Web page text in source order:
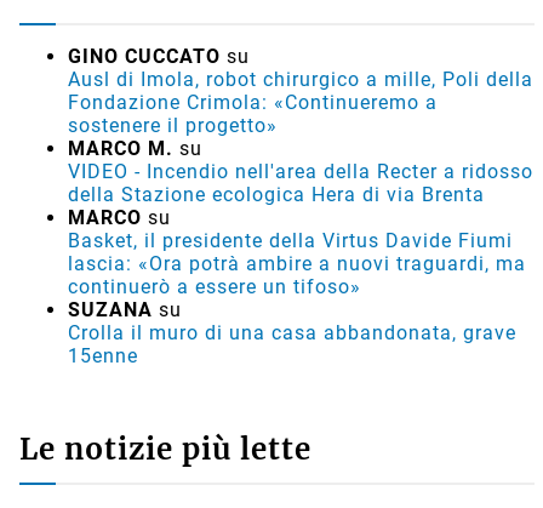
GINO CUCCATO su
Ausl di Imola, robot chirurgico a mille, Poli della
Fondazione Crimola: «Continueremo a
sostenere il progetto»
MARCO M. su
VIDEO - Incendio nell'area della Recter a ridosso
della Stazione ecologica Hera di via Brenta
MARCO su
Basket, il presidente della Virtus Davide Fiumi
lascia: «Ora potrà ambire a nuovi traguardi, ma
continuerò a essere un tifoso»
SUZANA su
Crolla il muro di una casa abbandonata, grave
15enne
Le notizie più lette